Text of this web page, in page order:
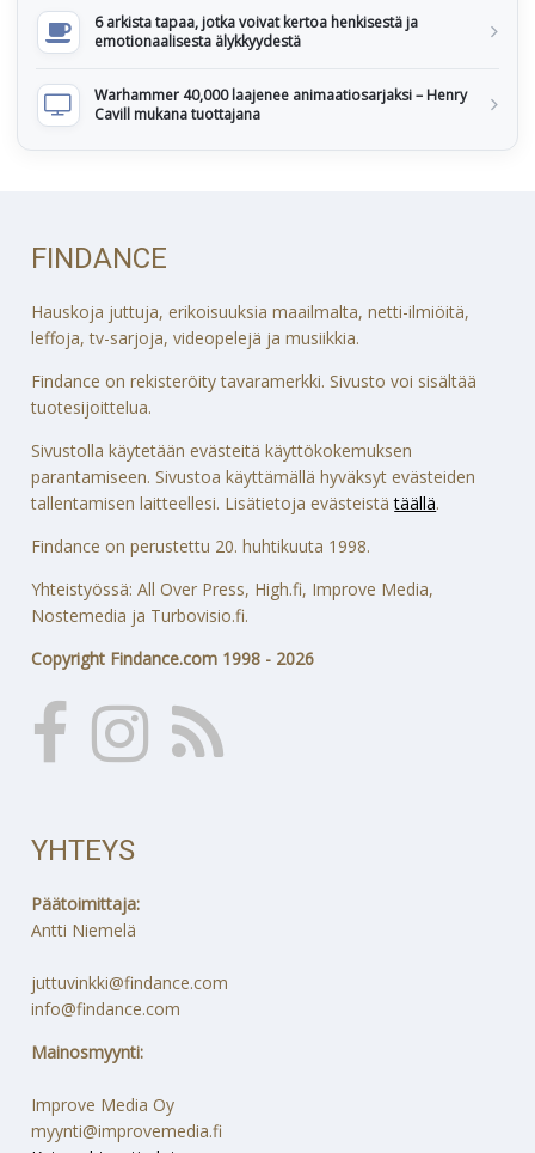
6 arkista tapaa, jotka voivat kertoa henkisestä ja
emotionaalisesta älykkyydestä
Warhammer 40,000 laajenee animaatiosarjaksi – Henry
Cavill mukana tuottajana
FINDANCE
Hauskoja juttuja, erikoisuuksia maailmalta, netti-ilmiöitä,
leffoja, tv-sarjoja, videopelejä ja musiikkia.
Findance on rekisteröity tavaramerkki. Sivusto voi sisältää
tuotesijoittelua.
Sivustolla käytetään evästeitä käyttökokemuksen
parantamiseen. Sivustoa käyttämällä hyväksyt evästeiden
tallentamisen laitteellesi. Lisätietoja evästeistätäällä.
Findance on perustettu 20. huhtikuuta 1998.
Yhteistyössä: All Over Press, High.fi, Improve Media,
Nostemedia ja Turbovisio.fi.
Copyright Findance.com 1998 - 2026
YHTEYS
Päätoimittaja:
Antti Niemelä
juttuvinkki@findance.com
info@findance.com
Mainosmyynti:
Improve Media Oy
myynti@improvemedia.fi